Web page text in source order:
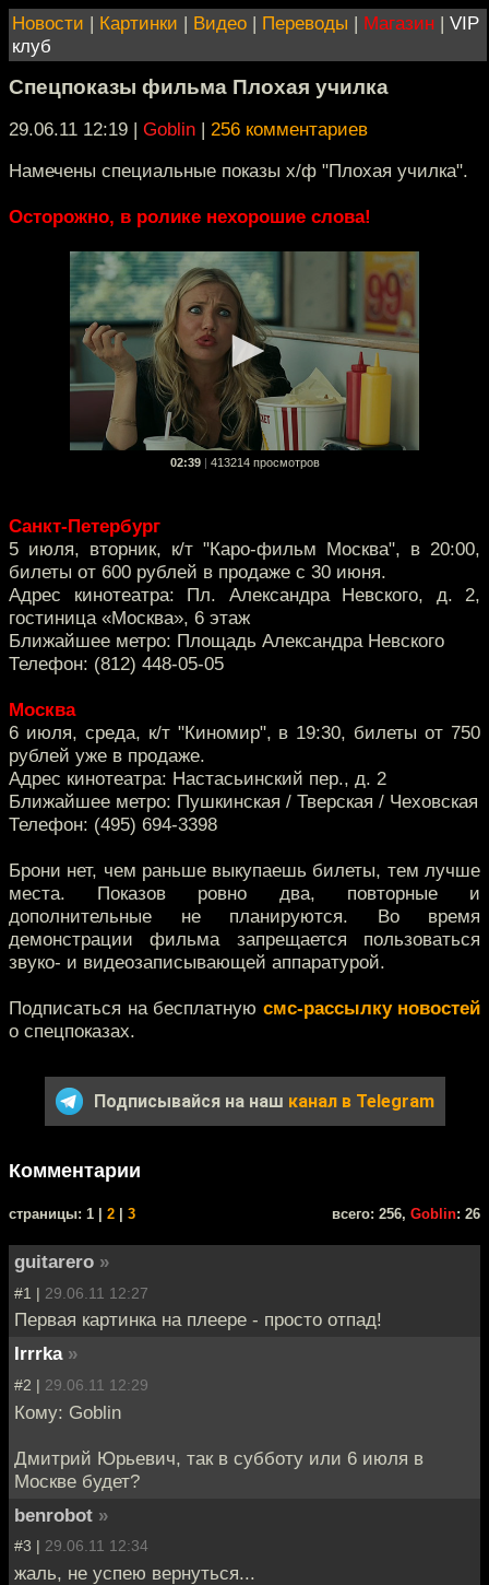
Новости | Картинки | Видео | Переводы | Магазин | VIP
клуб
Спецпоказы фильма Плохая училка
29.06.11 12:19 | Goblin | 256 комментариев
Намечены специальные показы х/ф "Плохая училка".
Осторожно, в ролике нехорошие слова!
02:39 413214 просмотров
Санкт-Петербург
5 июля, вторник, к/т "Каро-фильм Москва", в 20:00,
билеты от 600 рублей в продаже с 30 июня.
Адрес кинотеатра: Пл. Александра Невского, д. 2,
гостиница «Москва», 6 этаж
Ближайшее метро: Площадь Александра Невского
Телефон: (812) 448-05-05
Москва
6 июля, среда, к/т "Киномир", в 19:30, билеты от 750
рублей уже в продаже.
Адрес кинотеатра: Настасьинский пер., д. 2
Ближайшее метро: Пушкинская / Тверская / Чеховская
Телефон: (495) 694-3398
Брони нет, чем раньше выкупаешь билеты, тем лучше
места. Показов ровно два, повторные и
дополнительные не планируются. Во время
демонстрации фильма запрещается пользоваться
звуко- и видеозаписывающей аппаратурой.
Подписаться на бесплатную смс-рассылку новостей
о спецпоказах.
Подписывайся на наш канал в Telegram
Комментарии
cтраницы: 1 | 2 3 всего: 256, Goblin: 26
guitarero »
#1 | 29.06.11 12:27
Первая картинка на плеере - просто отпад!
Irrrka »
#2 | 29.06.11 12:29
Кому: Goblin
Дмитрий Юрьевич, так в субботу или 6 июля в
Москве будет?
benrobot »
#3 | 29.06.11 12:34
жаль, не успею вернуться...